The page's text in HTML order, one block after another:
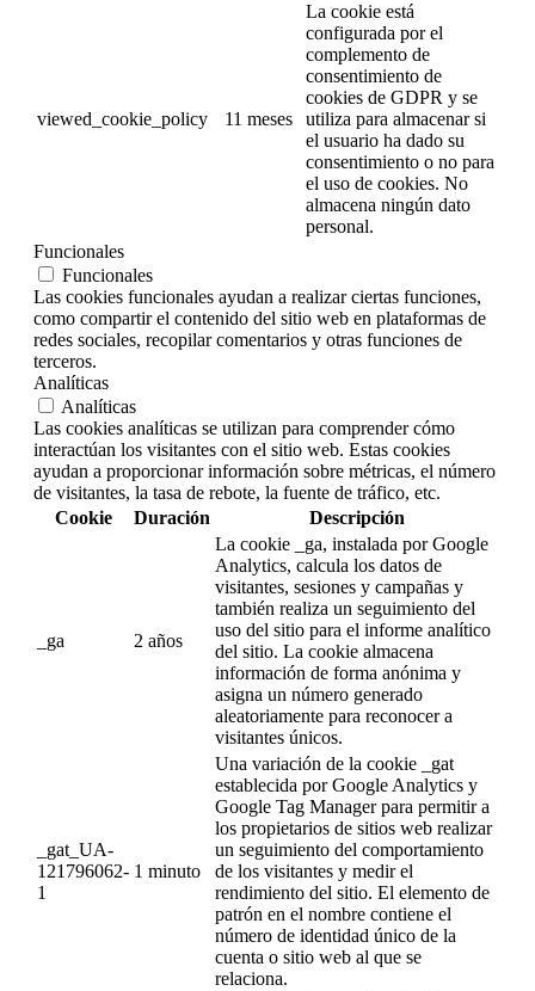
viewed_cookie_policy 11 meses
La cookie está
configurada por el
complemento de
consentimiento de
cookies de GDPR y se
utiliza para almacenar si
el usuario ha dado su
consentimiento o no para
el uso de cookies. No
almacena ningún dato
personal.
Funcionales
Funcionales
Las cookies funcionales ayudan a realizar ciertas funciones,
como compartir el contenido del sitio web en plataformas de
redes sociales, recopilar comentarios y otras funciones de
terceros.
Analíticas
Analíticas
Las cookies analíticas se utilizan para comprender cómo
interactúan los visitantes con el sitio web. Estas cookies
ayudan a proporcionar información sobre métricas, el número
de visitantes, la tasa de rebote, la fuente de tráfico, etc.
Cookie
Duración Descripción
_ga 2 años
La cookie _ga, instalada por Google
Analytics, calcula los datos de
visitantes, sesiones y campañas y
también realiza un seguimiento del
uso del sitio para el informe analítico
del sitio. La cookie almacena
información de forma anónima y
asigna un número generado
aleatoriamente para reconocer a
visitantes únicos.
_gat_UA-
121796062-
1
1 minuto
Una variación de la cookie _gat
establecida por Google Analytics y
Google Tag Manager para permitir a
los propietarios de sitios web realizar
un seguimiento del comportamiento
de los visitantes y medir el
rendimiento del sitio. El elemento de
patrón en el nombre contiene el
número de identidad único de la
cuenta o sitio web al que se
relaciona.